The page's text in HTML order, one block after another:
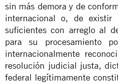
sin más demora y de
internacional o, de existir
suficientes con arreglo al
para su procesamiento
internacionalmente
resolución judicial justa,
federal legítimamente